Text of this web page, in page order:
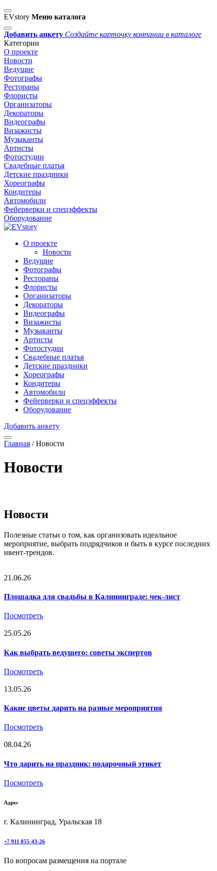
EVstory Меню каталога
Добавить анкету Создайте карточку компании в каталоге
Категории
О проекте
Новости
Ведущие
Фотографы
Рестораны
Флористы
Организаторы
Декораторы
Видеографы
Визажисты
Музыканты
Артисты
Фотостудии
Свадебные платья
Детские праздники
Хореографы
Кондитеры
Автомобили
Фейерверки и спецэффекты
Оборудование
О проекте
Новости
Ведущие
Фотографы
Рестораны
Флористы
Организаторы
Декораторы
Видеографы
Визажисты
Музыканты
Артисты
Фотостудии
Свадебные платья
Детские праздники
Хореографы
Кондитеры
Автомобили
Фейерверки и спецэффекты
Оборудование
Добавить анкету
Главная / Новости
Новости
Новости
Полезные статьи о том, как организовать идеальное
мероприятие, выбрать подрядчиков и быть в курсе последних
ивент-трендов.
21.06.26
Площадка для свадьбы в Калининграде: чек-лист
Посмотреть
25.05.26
Как выбрать ведущего: советы экспертов
Посмотреть
13.05.26
Какие цветы дарить на разные мероприятия
Посмотреть
08.04.26
Что дарить на праздник: подарочный этикет
Посмотреть
Адрес
г. Калининград, Уральская 18
+7 911 855-43-26
По вопросам размещения на портале